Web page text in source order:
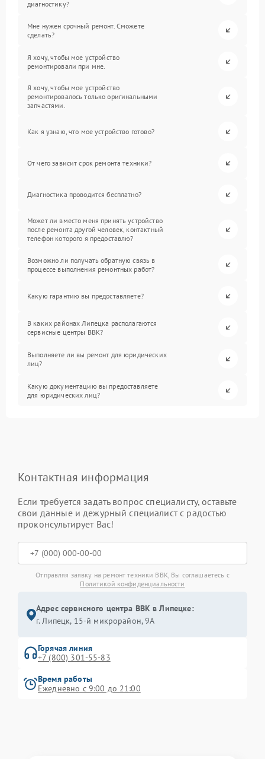
диагностику?
Мне нужен срочный ремонт. Сможете
сделать?
Я хочу, чтобы мое устройство
ремонтировали при мне.
Я хочу, чтобы мое устройство
ремонтировалось только оригинальными
запчастями.
Как я узнаю, что мое устройство готово?
От чего зависит срок ремонта техники?
Диагностика проводится бесплатно?
Может ли вместо меня принять устройство
после ремонта другой человек, контактный
телефон которого я предоставлю?
Возможно ли получать обратную связь в
процессе выполнения ремонтных работ?
Какую гарантию вы предоставляете?
В каких районах Липецка располагаются
сервисные центры BBK?
Выполняете ли вы ремонт для юридических
лиц?
Какую документацию вы предоставляете
для юридических лиц?
Контактная информация
Если требуется задать вопрос специалисту, оставьте
свои данные и дежурный специалист с радостью
проконсультирует Вас!
Отправляя заявку на ремонт техники BBK, Вы соглашаетесь с
Политикой конфиденциальности
Адрес сервисного центра BBK в Липецке:
г. Липецк, 15-й микрорайон, 9А
Горячая линия
+7 (800) 301-55-83
Время работы
Ежедневно с 9:00 до 21:00